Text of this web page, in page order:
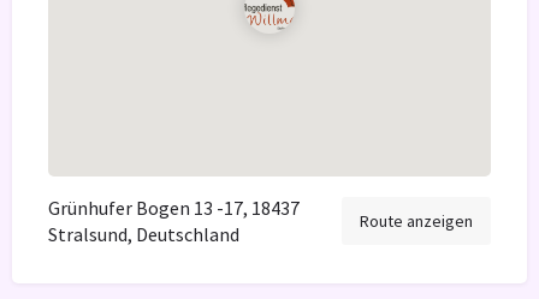
Grünhufer Bogen 13 -17, 18437
Stralsund, Deutschland
Route anzeigen